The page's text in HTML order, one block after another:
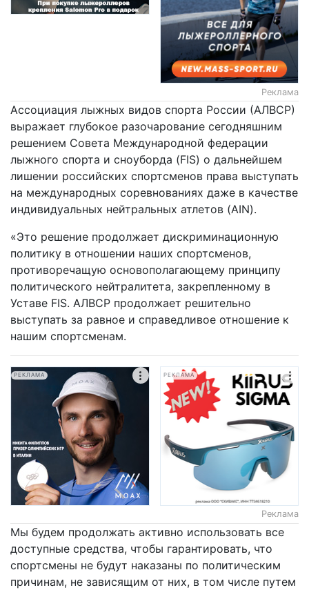
Реклама
Ассоциация лыжных видов спорта России (АЛВСР)
выражает глубокое разочарование сегодняшним
решением Совета Международной федерации
лыжного спорта и сноуборда (FIS) о дальнейшем
лишении российских спортсменов права выступать
на международных соревнованиях даже в качестве
индивидуальных нейтральных атлетов (AIN).
«Это решение продолжает дискриминационную
политику в отношении наших спортсменов,
противоречащую основополагающему принципу
политического нейтралитета, закрепленному в
Уставе FIS. АЛВСР продолжает решительно
выступать за равное и справедливое отношение к
нашим спортсменам.
РЕКЛАМА РЕКЛАМА
Реклама
Мы будем продолжать активно использовать все
доступные средства, чтобы гарантировать, что
спортсмены не будут наказаны по политическим
причинам, не зависящим от них, в том числе путем